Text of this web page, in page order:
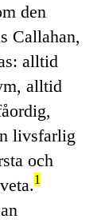
den
Callahan,
alltid
alltid
livsfarlig
och
1